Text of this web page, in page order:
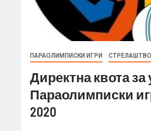
ПАРАОЛИМПИСКИ ИГРИ СТРЕЛАШТВО
Директна квота за
Параолимписки
2020